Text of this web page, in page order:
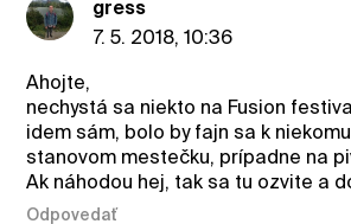
gress
7. 5. 2018, 10:36
Ahojte,
nechystá sa niekto na Fusion
idem sám, bolo by fajn sa k
stanovom mestečku, prípadne na
Ak náhodou hej, tak sa tu ozvite a
Odpovedať